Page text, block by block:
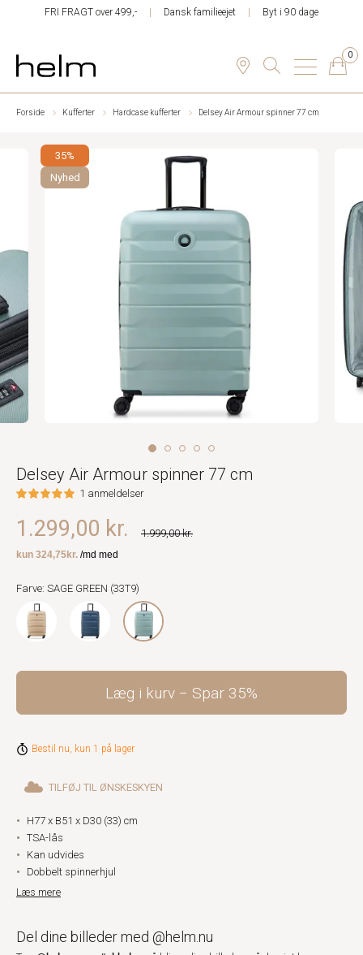
FRI FRAGT over 499,- Dansk familieejet Byt i 90 dage
0
Forside Kufferter Hardcase kufferter Delsey Air Armour spinner 77 cm
35%
Nyhed
Delsey Air Armour spinner 77 cm
1 anmeldelser
1.999,00 kr.
1.299,00 kr.
Farve: SAGE GREEN (33T9)
Læg i kurv Spar 35%
Bestil nu, kun 1 på lager
TILFØJ TIL ØNSKESKYEN
H77 x B51 x D30 (33) cm
TSA-lås
Kan udvides
Dobbelt spinnerhjul
Læs mere
Del dine billeder med @helm.nu